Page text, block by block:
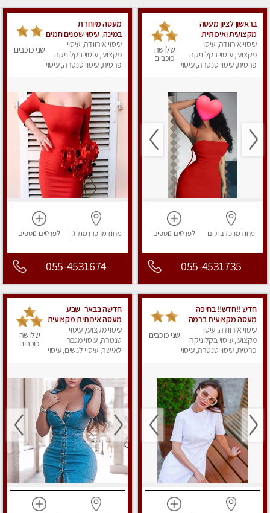
בראשון לציון מעסה
מקצועית ואיכותית
פרטי!!! ללא מין !!
עיסוי אירוודה, עיסוי
מקצועי, עיסוי בקליניקה
פרטית, עיסוי טנטרה, עיסוי
שלושה
כוכבים
מחוז מרכז בת ים לפרטים נוספים
055-4531735
מעסה מיוחדת
במינה. עיסוי שמנים חמים
עיסוי אירוודה, עיסוי
מקצועי, עיסוי בקליניקה
פרטית, עיסוי טנטרה, עיסוי
שני כוכבים
מחוז מרכז רמת-גן לפרטים נוספים
055-4531674
חדש !!חדש!! בחיפה
מעסה מקצועית ברמה
גבוה
עיסוי אירוודה, עיסוי
מקצועי, עיסוי בקליניקה
פרטית, עיסוי טנטרה, עיסוי
שני כוכבים
חדשה בבאר -שבע
מעסה איכותית מקצועית
ומפנקת
עיסוי מקצועי, עיסוי
טנטרה, עיסוי מגבר
לאישה, עיסוי לנשים, עיסוי
שלושה
כוכבים